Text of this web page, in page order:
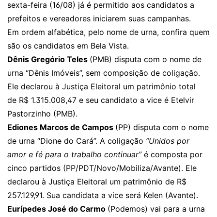
sexta-feira (16/08) já é permitido aos candidatos a
prefeitos e vereadores iniciarem suas campanhas.
Em ordem alfabética, pelo nome de urna, confira quem
são os candidatos em Bela Vista.
Dênis Gregório Teles (PMB) disputa com o nome de
urna “Dênis Imóveis”, sem composição de coligação.
Ele declarou à Justiça Eleitoral um patrimônio total
de R$ 1.315.008,47 e seu candidato a vice é Etelvir
Pastorzinho (PMB).
Ediones Marcos de Campos (PP) disputa com o nome
de urna “Dione do Cará”. A coligação “Unidos por
amor e fé para o trabalho continuar” é composta por
cinco partidos (PP/PDT/Novo/Mobiliza/Avante). Ele
declarou à Justiça Eleitoral um patrimônio de R$
257.129,91. Sua candidata a vice será Kelen (Avante).
Eurípedes José do Carmo (Podemos) vai para a urna